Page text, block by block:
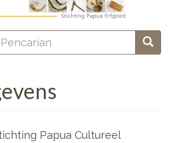
Dropdown
Papua Cultureel